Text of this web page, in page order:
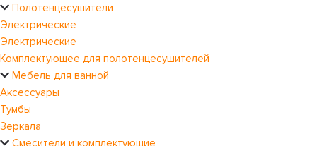
Полотенцесушители
Электрические
Электрические
Комплектующее для полотенцесушителей
Мебель для ванной
Аксессуары
Тумбы
Зеркала
Смесители и комплектующие